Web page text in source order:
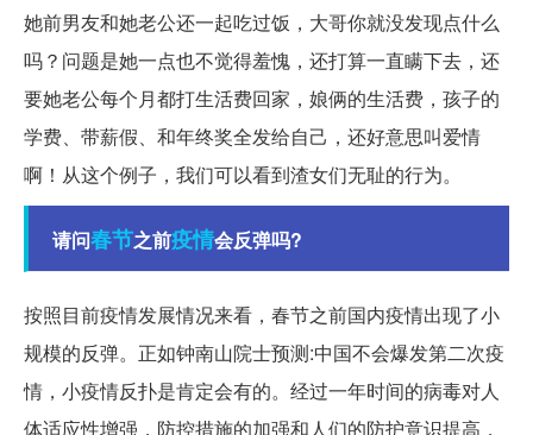
她前男友和她老公还一起吃过饭，大哥你就没发现点什么
吗？问题是她一点也不觉得羞愧，还打算一直瞒下去，还
要她老公每个月都打生活费回家，娘俩的生活费，孩子的
学费、带薪假、和年终奖全发给自己，还好意思叫爱情
啊！从这个例子，我们可以看到渣女们无耻的行为。
请问春节之前疫情会反弹吗?
按照目前疫情发展情况来看，春节之前国内疫情出现了小
规模的反弹。正如钟南山院士预测:中国不会爆发第二次疫
情，小疫情反扑是肯定会有的。经过一年时间的病毒对人
体适应性增强，防控措施的加强和人们的防护意识提高，